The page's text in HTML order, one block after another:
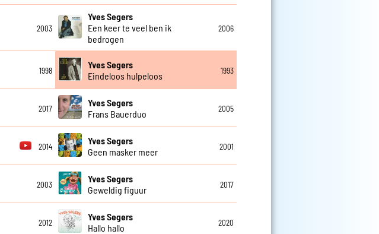
2003
Yves Segers
Een keer te veel ben ik
bedrogen
2006
1998
Yves Segers
Eindeloos hulpeloos
1993
2017
Yves Segers
Frans Bauerduo
2005
2014
Yves Segers
Geen masker meer
2001
2003
Yves Segers
Geweldig figuur
2017
2012
Yves Segers
Hallo hallo
2020